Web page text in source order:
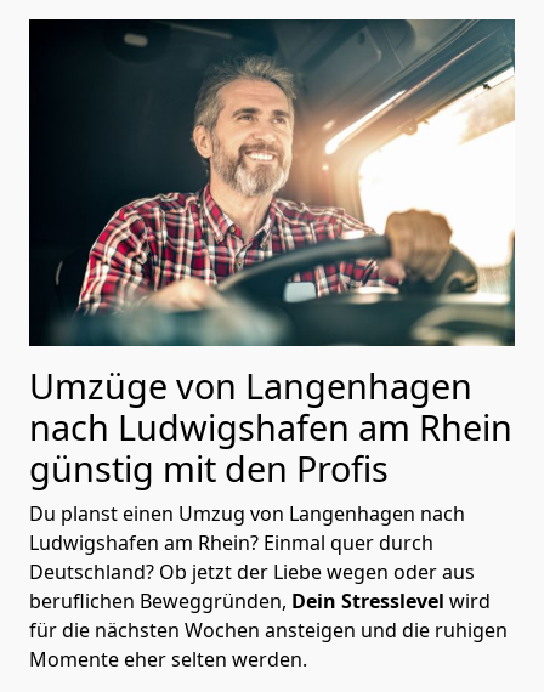
Umzüge von Langenhagen
nach Ludwigshafen am Rhein
günstig mit den Profis
Du planst einen Umzug von Langenhagen nach
Ludwigshafen am Rhein? Einmal quer durch
Deutschland? Ob jetzt der Liebe wegen oder aus
beruflichen Beweggründen, Dein Stresslevel wird
für die nächsten Wochen ansteigen und die ruhigen
Momente eher selten werden.